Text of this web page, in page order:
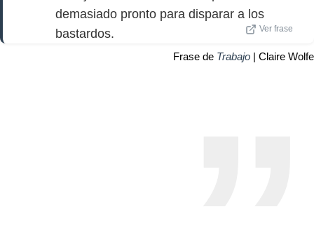
demasiado pronto para disparar a los
bastardos.
Ver frase
Frase de Trabajo | Claire Wolfe